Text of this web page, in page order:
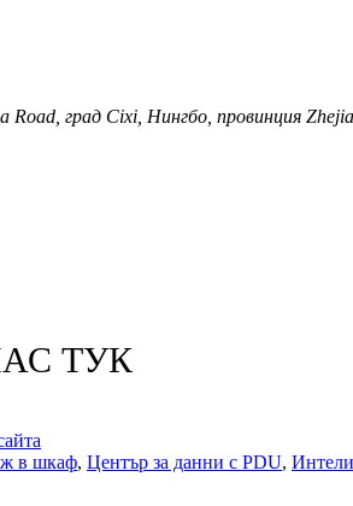
Road, град Cixi, Нингбо, провинция
ТУК
в шкаф, Център за данни с PDU,